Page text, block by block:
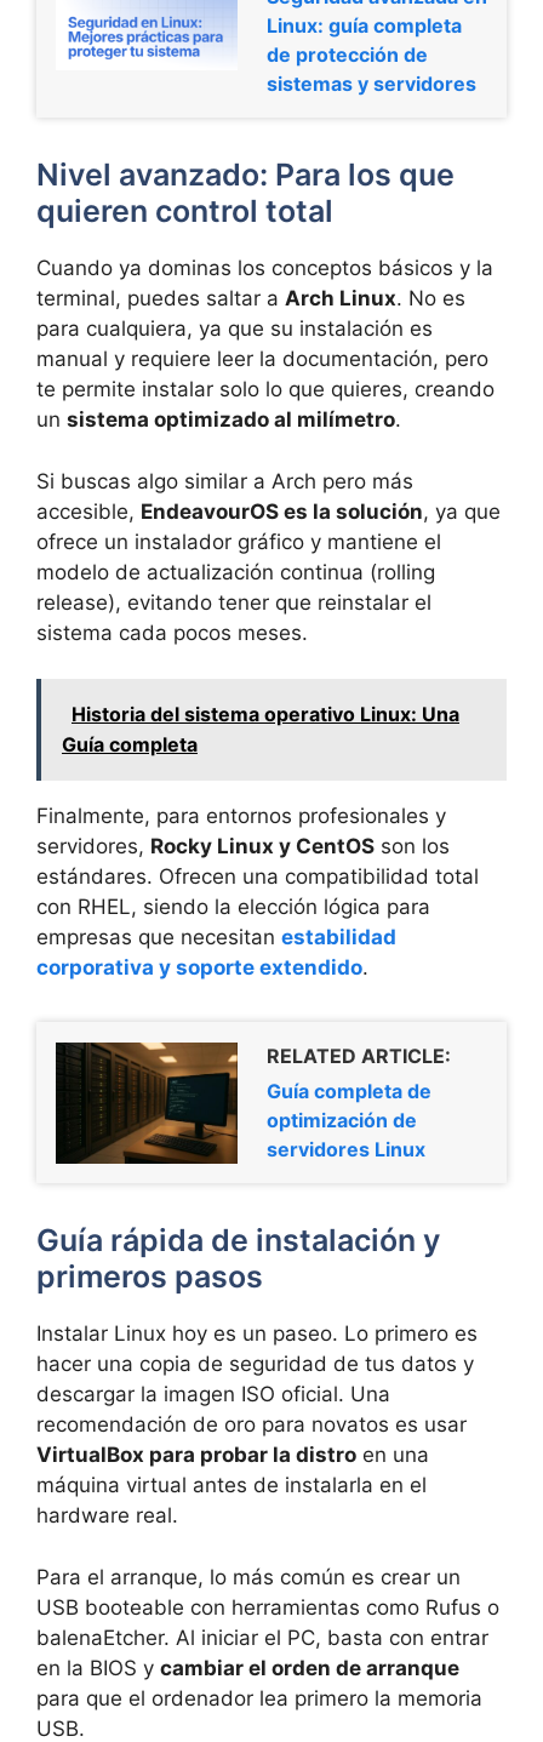
Linux: guía completa
de protección de
sistemas y servidores
Nivel avanzado: Para los que
quieren control total
Cuando ya dominas los conceptos básicos y la
terminal, puedes saltar a Arch Linux. No es
para cualquiera, ya que su instalación es
manual y requiere leer la documentación, pero
te permite instalar solo lo que quieres, creando
un sistema optimizado al milímetro.
Si buscas algo similar a Arch pero más
accesible, EndeavourOS es la solución, ya que
ofrece un instalador gráfico y mantiene el
modelo de actualización continua (rolling
release), evitando tener que reinstalar el
sistema cada pocos meses.
Historia del sistema operativo Linux: Una
Guía completa
Finalmente, para entornos profesionales y
servidores, Rocky Linux y CentOS son los
estándares. Ofrecen una compatibilidad total
con RHEL, siendo la elección lógica para
empresas que necesitan estabilidad
corporativa y soporte extendido.
RELATED ARTICLE:
Guía completa de
optimización de
servidores Linux
Guía rápida de instalación y
primeros pasos
Instalar Linux hoy es un paseo. Lo primero es
hacer una copia de seguridad de tus datos y
descargar la imagen ISO oficial. Una
recomendación de oro para novatos es usar
VirtualBox para probar la distro en una
máquina virtual antes de instalarla en el
hardware real.
Para el arranque, lo más común es crear un
USB booteable con herramientas como Rufus o
balenaEtcher. Al iniciar el PC, basta con entrar
en la BIOS y cambiar el orden de arranque
para que el ordenador lea primero la memoria
USB.